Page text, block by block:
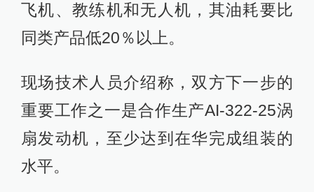
飞机、教练机和无人机，其油耗要比
同类产品低20％以上。
现场技术人员介绍称，双方下一步的
重要工作之一是合作生产AI-322-25涡
扇发动机，至少达到在华完成组装的
水平。